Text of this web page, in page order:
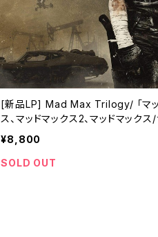
[新品LP] Mad Max Trilogy/ 「マッ
ス、マッドマックス2、マッドマック
ーム」
¥8,800
SOLD OUT